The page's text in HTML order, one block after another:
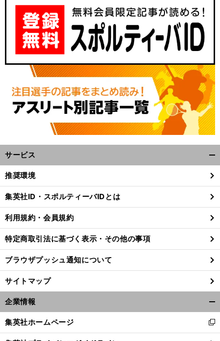
前
サービス
閉
る
推奨環境
集英社ID・スポルティーバIDとは
利用規約・会員規約
特定商取引法に基づく表示・その他の事項
ブラウザプッシュ通知について
サイトマップ
企業情報
閉
集英社ホームページ
新
し